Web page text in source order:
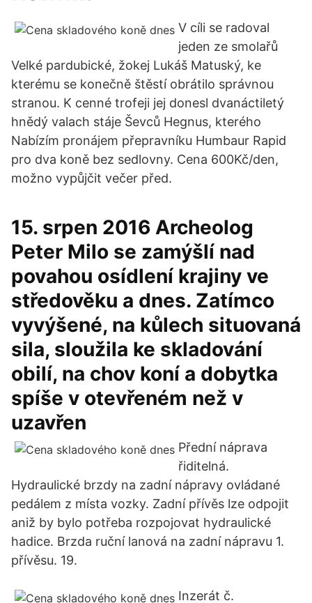
V cíli se radoval
jeden ze smolařů
Velké pardubické, žokej Lukáš Matuský, ke
kterému se konečně štěstí obrátilo správnou
stranou. K cenné trofeji jej donesl dvanáctiletý
hnědý valach stáje Ševců Hegnus, kterého
Nabízím pronájem přepravníku Humbaur Rapid
pro dva koně bez sedlovny. Cena 600Kč/den,
možno vypůjčit večer před.
15. srpen 2016 Archeolog
Peter Milo se zamýšlí nad
povahou osídlení krajiny ve
středověku a dnes. Zatímco
vyvýšené, na kůlech situovaná
sila, sloužila ke skladování
obilí, na chov koní a dobytka
spíše v otevřeném než v
uzavřen
Přední náprava
řiditelná.
Hydraulické brzdy na zadní nápravy ovládané
pedálem z místa vozky. Zadní přívěs lze odpojit
aniž by bylo potřeba rozpojovat hydraulické
hadice. Brzda ruční lanová na zadní nápravu 1.
přívěsu. 19.
Inzerát č.